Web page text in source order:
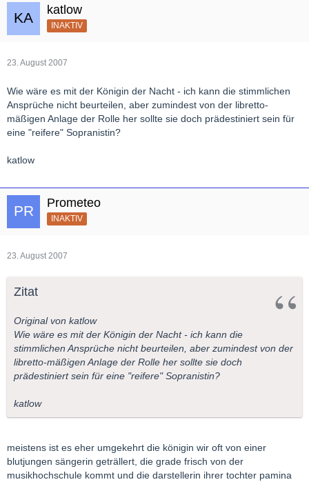
katlow
INAKTIV
23. August 2007
Wie wäre es mit der Königin der Nacht - ich kann die stimmlichen
Ansprüche nicht beurteilen, aber zumindest von der libretto-
mäßigen Anlage der Rolle her sollte sie doch prädestiniert sein für
eine "reifere" Sopranistin?
katlow
Prometeo
INAKTIV
23. August 2007
Zitat
Original von katlow
Wie wäre es mit der Königin der Nacht - ich kann die
stimmlichen Ansprüche nicht beurteilen, aber zumindest von der
libretto-mäßigen Anlage der Rolle her sollte sie doch
prädestiniert sein für eine "reifere" Sopranistin?
katlow
meistens ist es eher umgekehrt die königin wir oft von einer
blutjungen sängerin geträllert, die grade frisch von der
musikhochschule kommt und die darstellerin ihrer tochter pamina